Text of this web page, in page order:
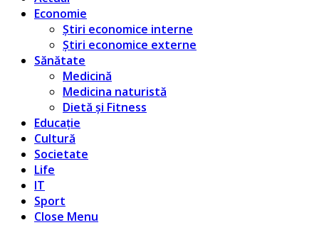
Economie
Știri economice interne
Știri economice externe
Sănătate
Medicină
Medicina naturistă
Dietă și Fitness
Educație
Cultură
Societate
Life
IT
Sport
Close Menu